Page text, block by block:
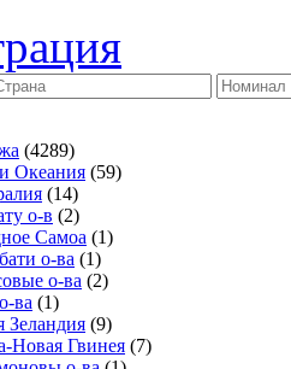
(4289)
Океания (59)
(14)
о-в (2)
Самоа (1)
о-ва (1)
о-ва (2)
ва (1)
Зеландия (9)
Новая Гвинея (7)